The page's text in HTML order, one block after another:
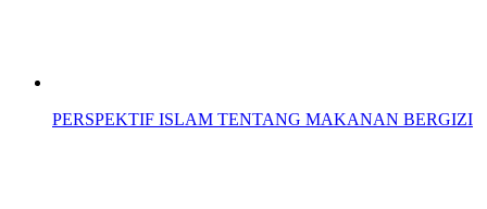
PERSPEKTIF ISLAM TENTANG MAKANAN BERGIZI